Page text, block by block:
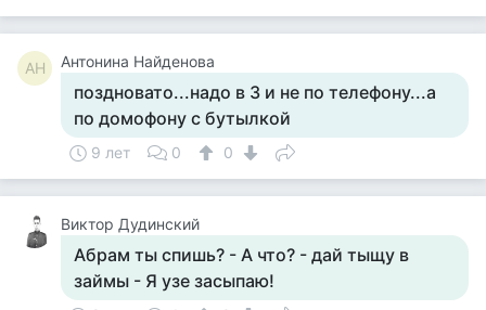
АН Антонина Найденова
поздновато...надо в 3 и не по телефону...а
по домофону с бутылкой
9 лет 0 0
Виктор Дудинский
Абрам ты спишь? - А что? - дай тыщу в
займы - Я узе засыпаю!